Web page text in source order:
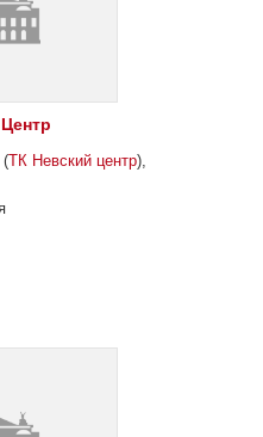
(ТК Невский центр),